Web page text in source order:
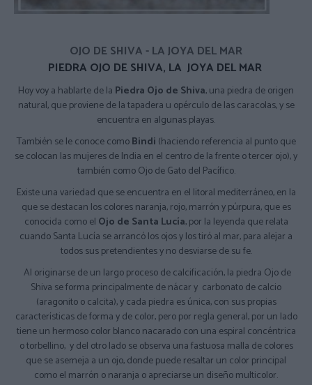
OJO DE SHIVA - LA JOYA DEL MAR
PIEDRA OJO DE SHIVA, LA JOYA DEL MAR
Hoy voy a hablarte de la Piedra Ojo de Shiva, una piedra de origen
natural, que proviene de la tapadera u opérculo de las caracolas, y se
encuentra en algunas playas.
También se le conoce comoBindi (haciendo referencia al punto que
se colocan las mujeres de India en el centro de la frente o tercer ojo), y
también como Ojo de Gato del Pacífico.
Existe una variedad que se encuentra en el litoral mediterráneo, en la
que se destacan los colores naranja, rojo, marrón y púrpura, que es
conocida como el Ojo de Santa Lucía, por la leyenda que relata
cuando Santa Lucía se arrancó los ojos y los tiró al mar, para alejar a
todos sus pretendientes y no desviarse de su fe.
Al originarse de un largo proceso de calcificación, la piedra Ojo de
Shiva se forma principalmente de nácar y carbonato de calcio
(aragonito o calcita), y cada piedra es única, con sus propias
características de forma y de color, pero por regla general, por un lado
tiene un hermoso color blanco nacarado con una espiral concéntrica
o torbellino, y del otro lado se observa una fastuosa malla de colores
que se asemeja a un ojo, donde puede resaltar un color principal
como el marrón o naranja o apreciarse un diseño multicolor.